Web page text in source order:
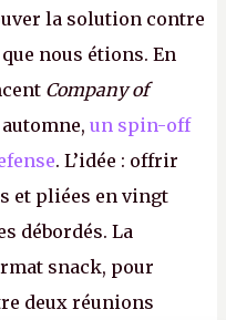
la solution contre
nous étions. En
Company of
un spin-off
. L’idée : offrir
et pliées en vingt
débordés. La
snack, pour
deux réunions